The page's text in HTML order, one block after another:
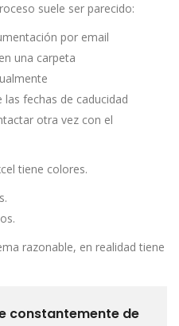
suele ser parecido:
por email
una carpeta
fechas de caducidad
otra vez con el
tiene colores.
razonable, en realidad tiene
constantemente de